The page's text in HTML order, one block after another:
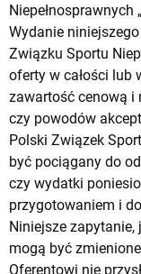
Niepełnosprawnych
Wydanie
Związku Sportu
oferty w całości lub
zawartość cenową i
czy powodów
Polski Związek
być pociągany do
czy wydatki
przygotowaniem i
Niniejsze
mogą być
Oferentowi nie